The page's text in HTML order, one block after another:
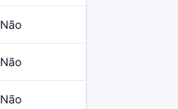
Não
Não
Não